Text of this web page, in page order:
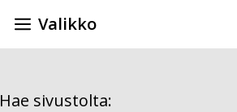
Valikko
Hae sivustolta: